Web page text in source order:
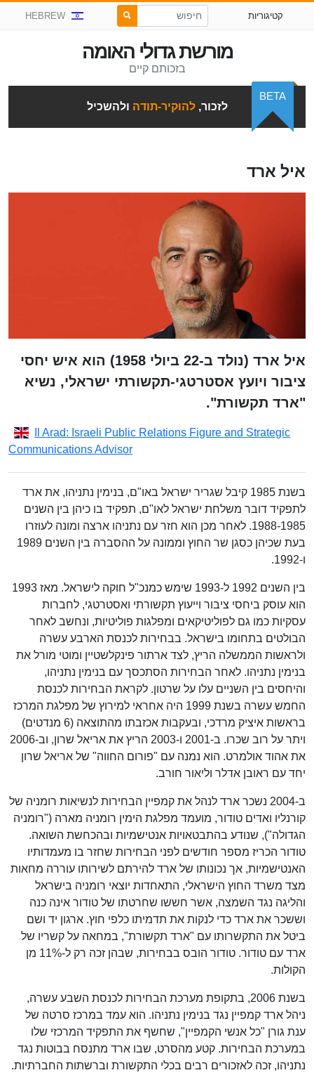
קטיגוריות HEBREW
מורשת גדולי האומה
בזכותם קיים
לזכור,להוקיר-תודה ולהשכיל
BETA
איל ארד
איל ארד (נולד ב-22 ביולי 1958) הוא איש יחסי
ציבור ויועץ אסטרטגי-תקשורתי ישראלי, נשיא
"ארד תקשורת".
Il Arad: Israeli Public Relations Figure and Strategic
Communications Advisor
בשנת 1985 קיבל שגריר ישראל באו"ם, בנימין נתניהו, את ארד
לתפקיד דובר משלחת ישראל לאו"ם, תפקיד בו כיהן בין השנים
1988-1985. לאחר מכן הוא חזר עם נתניהו ארצה ומונה לעוזרו
בעת שכיהן כסגן שר החוץ וממונה על ההסברה בין השנים 1989
ו-1992.
בין השנים 1992 ל-1993 שימש כמנכ"ל חוקה לישראל. מאז 1993
הוא עוסק ביחסי ציבור וייעוץ תקשורתי ואסטרטגי, לחברות
עסקיות כמו גם לפוליטיקאים ומפלגות פוליטיות, ונחשב לאחר
הבולטים בתחומו בישראל. בבחירות לכנסת הארבע עשרה
ולראשות הממשלה הריץ, לצד ארתור פינקלשטיין ומוטי מורל את
בנימין נתניהו. לאחר הבחירות הסתכסך עם בנימין נתניהו,
והיחסים בין השניים עלו על שרטון. לקראת הבחירות לכנסת
החמש עשרה בשנת 1999 היה אחראי למירוץ של מפלגת המרכז
בראשות איציק מרדכי, ובעקבות אכזבתו מהתוצאה (6 מנדטים)
ויתר על רוב שכרו. ב-2001 ו-2003 הריץ את אריאל שרון, וב-2006
את אהוד אולמרט. הוא נמנה עם "פורום החווה" של אריאל שרון
יחד עם ראובן אדלר וליאור חורב.
ב-2004 נשכר ארד לנהל את קמפיין הבחירות לנשיאות רומניה של
קורנליו ואדים טודור, מועמד מפלגת הימין רומניה מארה ("רומניה
הגדולה"), שנודע בהתבטאויות אנטישמיות ובהכחשת השואה.
טודור הכריז מספר חודשים לפני הבחירות שחזר בו מעמדותיו
האנטישמיות, אך נכונותו של ארד להירתם לשירותו עוררה מחאות
מצד משרד החוץ הישראלי, התאחדות יוצאי רומניה בישראל
והליגה נגד השמצה, אשר חששו שחרטתו של טודור אינה כנה
וששכר את ארד כדי לנקות את תדמיתו כלפי חוץ. ארגון יד ושם
ביטל את התקשרותו עם "ארד תקשורת", במחאה על קשריו של
ארד עם טודור. טודור הובס בבחירות, שבהן זכה רק ל-11% מן
הקולות.
בשנת 2006, בתקופת מערכת הבחירות לכנסת השבע עשרה,
ניהל ארד קמפיין נגד בנימין נתניהו. הוא עמד במרכז סרטה של
ענת גורן "כל אנשי הקמפיין", שחשף את התפקיד המרכזי שלו
במערכת הבחירות. קטע מהסרט, שבו ארד מתנסח בבוטות נגד
נתניהו, זכה לאזכורים רבים בכלי התקשורת וברשתות החברתיות.